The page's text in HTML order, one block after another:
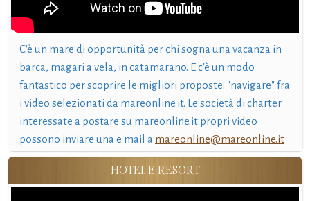
C'è un mare di opportunità per chi sogna una vacanza in
barca, magari a vela, in catamarano. E c'è un modo
fantastico per scoprire le migliori proposte: "navigare" fra
i video selezionati da mareonline.it. Le società di charter
interessate a postare su mareonline.it propri video
possono inviare una e mail a mareonline@mareonline.it
HOTEL E RESORT